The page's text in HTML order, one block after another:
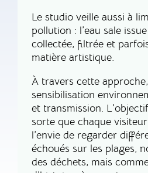
Le studio veille aussi à
pollution : l’eau sale
collectée, filtrée et
matière artistique.
À travers cette
sensibilisation
et transmission.
sorte que chaque
l’envie de regarder
échoués sur les plages,
des déchets, mais